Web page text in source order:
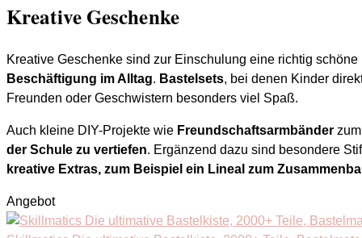
Kreative Geschenke
Kreative Geschenke sind zur Einschulung eine richtig
Beschäftigung im Alltag. Bastelsets, bei denen Kinder
Freunden oder Geschwistern besonders viel Spaß.
Auch kleine DIY-Projekte wie Freundschaftsarmbänder
der Schule zu vertiefen. Ergänzend dazu sind besondere
kreative Extras, zum Beispiel ein Lineal zum
Angebot